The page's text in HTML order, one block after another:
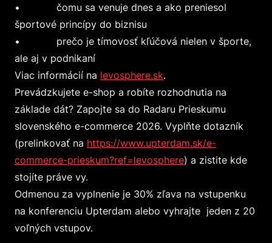
• čomu sa venuje dnes a ako preniesol
športové princípy do biznisu
• prečo je tímovosť kľúčová nielen v športe,
ale aj v podnikaní
Viac informácií na levosphere.sk.
Prevádzkujete e-shop a robíte rozhodnutia na
základe dát? Zapojte sa do Radaru Prieskumu
slovenského e-commerce 2026. Vyplňte dotazník
(prelinkovať na https://www.upterdam.sk/e-
commerce-prieskum?ref=levosphere) a zistite kde
stojíte práve vy.
Odmenou za vyplnenie je 30% zľava na vstupenku
na konferenciu Upterdam alebo vyhrajte jeden z 20
voľných vstupov.